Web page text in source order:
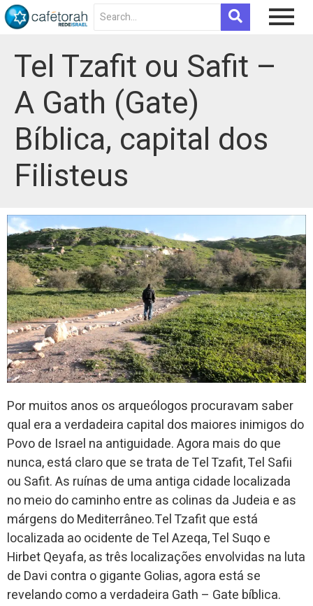
Tel Tzafit ou Safit –
A Gath (Gate)
Bíblica, capital dos
Filisteus
Por muitos anos os arqueólogos procuravam saber
qual era a verdadeira capital dos maiores inimigos do
Povo de Israel na antiguidade. Agora mais do que
nunca, está claro que se trata de Tel Tzafit, Tel Safii
ou Safit. As ruínas de uma antiga cidade localizada
no meio do caminho entre as colinas da Judeia e as
márgens do Mediterrâneo.Tel Tzafit que está
localizada ao ocidente de Tel Azeqa, Tel Suqo e
Hirbet Qeyafa, as três localizações envolvidas na luta
de Davi contra o gigante Golias, agora está se
revelando como a verdadeira Gath – Gate bíblica.